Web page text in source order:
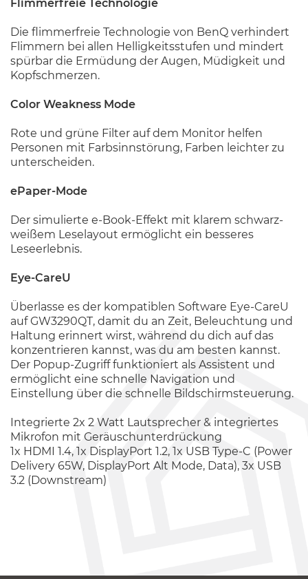
Flimmerfreie Technologie
Die flimmerfreie Technologie von BenQ verhindert
Flimmern bei allen Helligkeitsstufen und mindert
spürbar die Ermüdung der Augen, Müdigkeit und
Kopfschmerzen.
Color Weakness Mode
Rote und grüne Filter auf dem Monitor helfen
Personen mit Farbsinnstörung, Farben leichter zu
unterscheiden.
ePaper-Mode
Der simulierte e-Book-Effekt mit klarem schwarz-
weißem Leselayout ermöglicht ein besseres
Leseerlebnis.
Eye-CareU
Überlasse es der kompatiblen Software Eye-CareU
auf GW3290QT, damit du an Zeit, Beleuchtung und
Haltung erinnert wirst, während du dich auf das
konzentrieren kannst, was du am besten kannst.
Der Popup-Zugriff funktioniert als Assistent und
ermöglicht eine schnelle Navigation und
Einstellung über die schnelle Bildschirmsteuerung.
Integrierte 2x 2 Watt Lautsprecher & integriertes
Mikrofon mit Geräuschunterdrückung
1x HDMI 1.4, 1x DisplayPort 1.2, 1x USB Type-C (Power
Delivery 65W, DisplayPort Alt Mode, Data), 3x USB
3.2 (Downstream)